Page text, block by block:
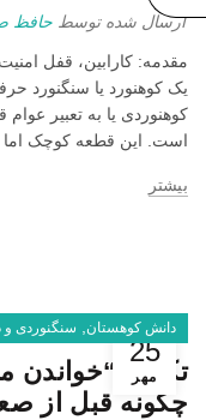
ارسال شده توسط حافظ
مقدمه: کارابین، قفل
یک کوهنورد یا سنگنورد
کوهنوردی یا به تعبیر
است. این قطعه کوچک اما
بیشتر
25
مهر
دانش کوهستان, سنگنوردی و
چگونه قبل از